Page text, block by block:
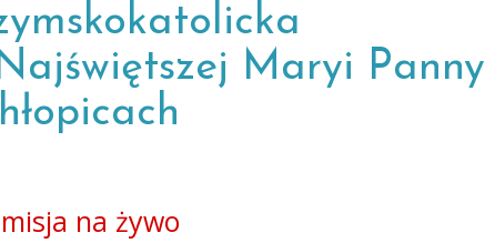
Maryi Panny
na żywo